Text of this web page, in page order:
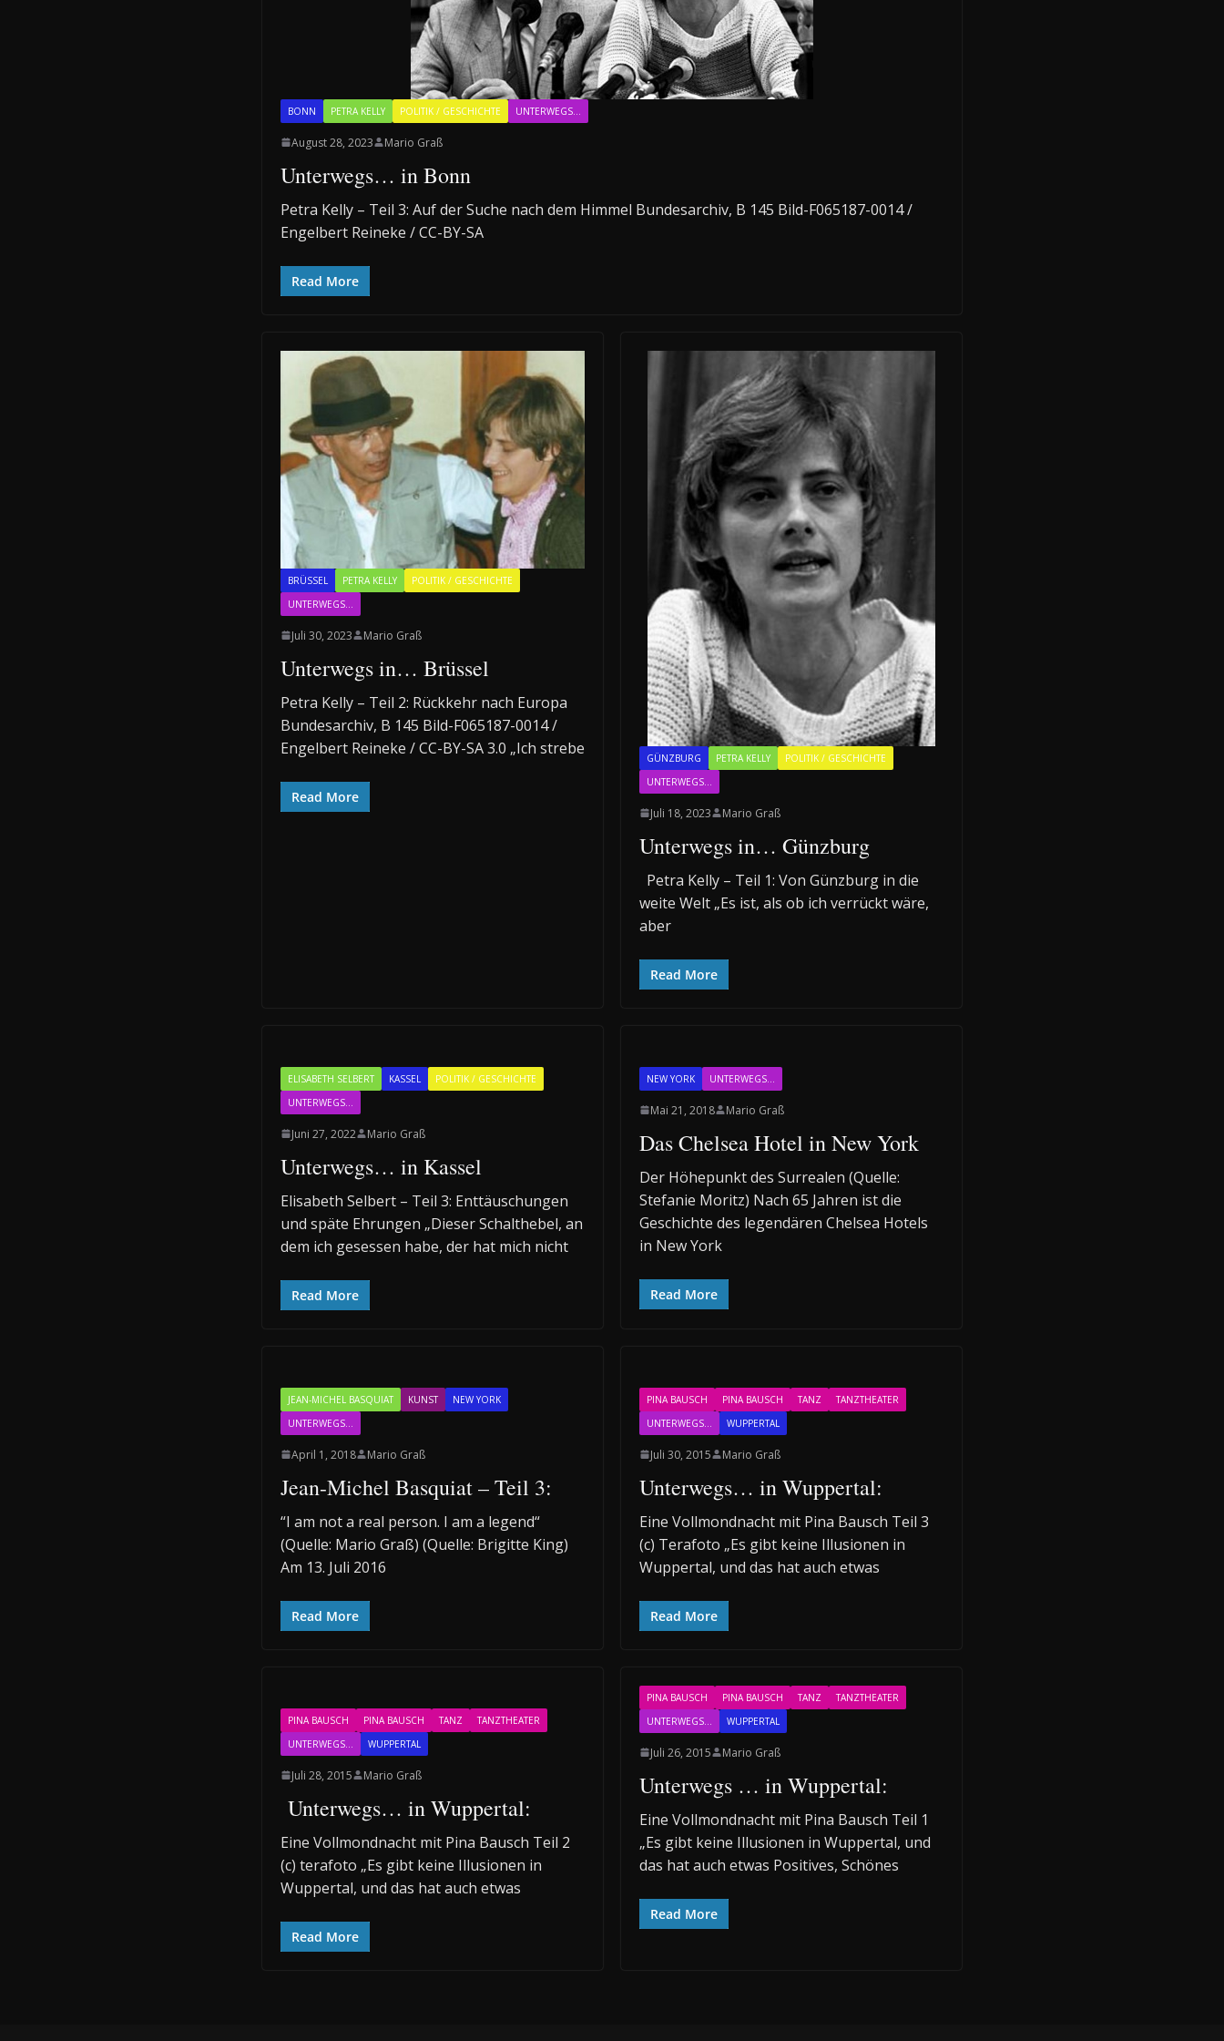
BONN PETRA KELLY POLITIK / GESCHICHTE UNTERWEGS...
August 28, 2023 Mario Graß
Unterwegs… in Bonn
Petra Kelly – Teil 3: Auf der Suche nach dem Himmel Bundesarchiv, B 145 Bild-F065187-0014 /
Engelbert Reineke / CC-BY-SA
Read More
BRÜSSEL PETRA KELLY
POLITIK / GESCHICHTE
UNTERWEGS...
Juli 30, 2023 Mario Graß
Unterwegs in… Brüssel
Petra Kelly – Teil 2: Rückkehr nach Europa
Bundesarchiv, B 145 Bild-F065187-0014 /
Engelbert Reineke / CC-BY-SA 3.0 „Ich strebe
Read More
GÜNZBURG PETRA KELLY
POLITIK / GESCHICHTE
UNTERWEGS...
Juli 18, 2023 Mario Graß
Unterwegs in… Günzburg
Petra Kelly – Teil 1: Von Günzburg in die
weite Welt „Es ist, als ob ich verrückt wäre,
aber
Read More
ELISABETH SELBERT KASSEL
POLITIK / GESCHICHTE
UNTERWEGS...
Juni 27, 2022 Mario Graß
Unterwegs… in Kassel
Elisabeth Selbert – Teil 3: Enttäuschungen
und späte Ehrungen „Dieser Schalthebel, an
dem ich gesessen habe, der hat mich nicht
Read More
NEW YORK UNTERWEGS...
Mai 21, 2018 Mario Graß
Das Chelsea Hotel in New York
Der Höhepunkt des Surrealen (Quelle:
Stefanie Moritz) Nach 65 Jahren ist die
Geschichte des legendären Chelsea Hotels
in New York
Read More
JEAN-MICHEL BASQUIAT KUNST
NEW YORK
UNTERWEGS...
April 1, 2018 Mario Graß
Jean-Michel Basquiat – Teil 3:
“I am not a real person. I am a legend“
(Quelle: Mario Graß) (Quelle: Brigitte King)
Am 13. Juli 2016
Read More
PINA BAUSCH PINA BAUSCH TANZ
TANZTHEATER
UNTERWEGS...
WUPPERTAL
Juli 30, 2015 Mario Graß
Unterwegs… in Wuppertal:
Eine Vollmondnacht mit Pina Bausch Teil 3
(c) Terafoto „Es gibt keine Illusionen in
Wuppertal, und das hat auch etwas
Read More
PINA BAUSCH PINA BAUSCH TANZ
TANZTHEATER
UNTERWEGS...
WUPPERTAL
Juli 28, 2015 Mario Graß
Unterwegs… in Wuppertal:
Eine Vollmondnacht mit Pina Bausch Teil 2
(c) terafoto „Es gibt keine Illusionen in
Wuppertal, und das hat auch etwas
Read More
PINA BAUSCH PINA BAUSCH TANZ
TANZTHEATER
UNTERWEGS...
WUPPERTAL
Juli 26, 2015 Mario Graß
Unterwegs … in Wuppertal:
Eine Vollmondnacht mit Pina Bausch Teil 1
„Es gibt keine Illusionen in Wuppertal, und
das hat auch etwas Positives, Schönes
Read More